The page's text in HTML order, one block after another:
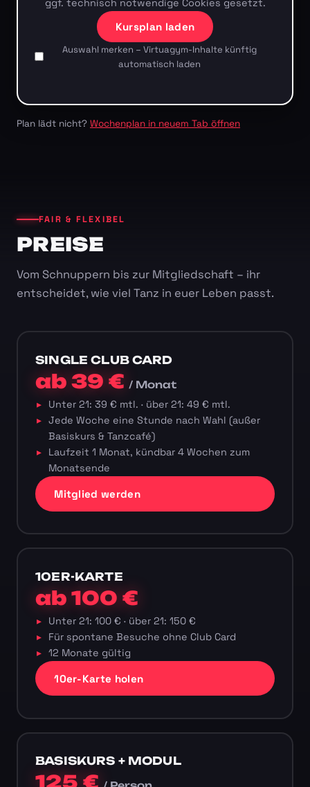
ggf. technisch notwendige Cookies gesetzt.
Kursplan laden
Auswahl merken – Virtuagym-Inhalte künftig
automatisch laden
Plan lädt nicht? Wochenplan in neuem Tab öffnen
FAIR & FLEXIBEL
PREISE
Vom Schnuppern bis zur Mitgliedschaft – ihr
entscheidet, wie viel Tanz in euer Leben passt.
SINGLE CLUB CARD
ab 39 €/ Monat
Unter 21: 39 € mtl. · über 21: 49 € mtl.
Jede Woche eine Stunde nach Wahl (außer
Basiskurs & Tanzcafé)
Laufzeit 1 Monat, kündbar 4 Wochen zum
Monatsende
Mitglied werden
10ER-KARTE
ab 100 €
Unter 21: 100 € · über 21: 150 €
Für spontane Besuche ohne Club Card
12 Monate gültig
10er-Karte holen
BASISKURS + MODUL